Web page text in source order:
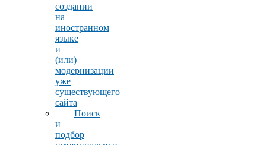
создании
на
иностранном
языке
и
(или)
модернизации
уже
существующего
сайта
Поиск
и
подбор